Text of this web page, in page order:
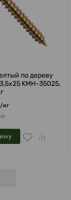
по дереву
KMH-35025,
/кг